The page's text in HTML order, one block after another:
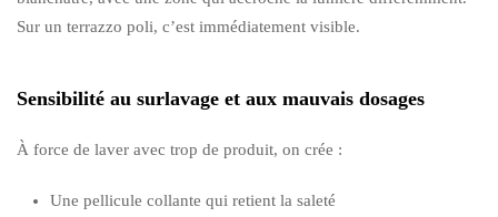
Sur un terrazzo poli, c’est immédiatement visible.
Sensibilité au surlavage et aux mauvais dosages
À force de laver avec trop de produit, on crée :
Une pellicule collante qui retient la saleté